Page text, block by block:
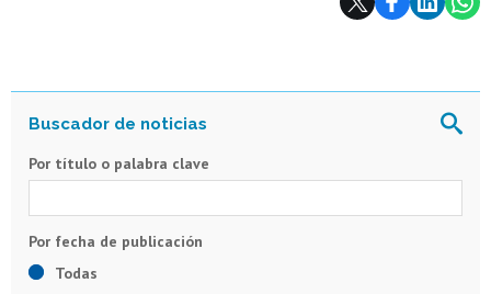
Por título o palabra clave
Todas